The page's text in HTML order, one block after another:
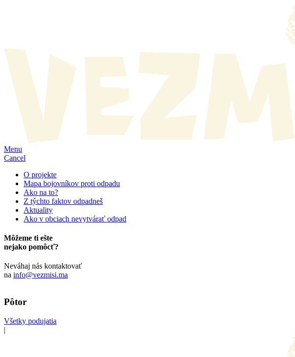
Menu
Cancel
O projekte
Mapa bojovníkov proti odpadu
Ako na to?
Z týchto faktov odpadneš
Aktuality
Ako v obciach nevytvárať odpad
Môžeme ti ešte
nejako pomôcť?
Neváhaj nás kontaktovať
na info@vezmisi.ma
Pôtor
Všetky podujatia
|